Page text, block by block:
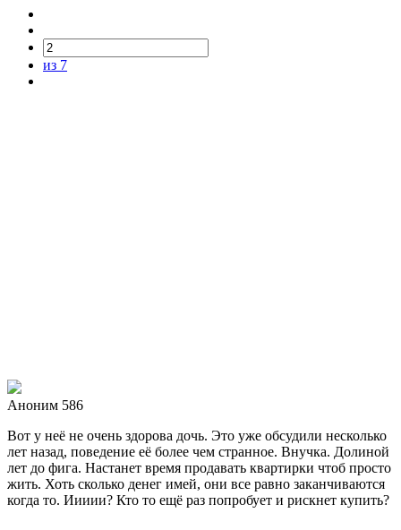
из 7
Аноним 586
Вот у неё не очень здорова дочь. Это уже обсудили несколько
лет назад, поведение её более чем странное. Внучка. Долиной
лет до фига. Настанет время продавать квартирки чтоб просто
жить. Хоть сколько денег имей, они все равно заканчиваются
когда то. Иииии? Кто то ещё раз попробует и рискнет купить?